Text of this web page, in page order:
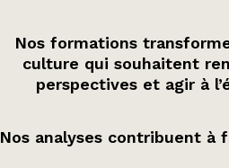
Nos formations
culture qui souhaitent
perspectives et agir à
Nos analyses contribuent à